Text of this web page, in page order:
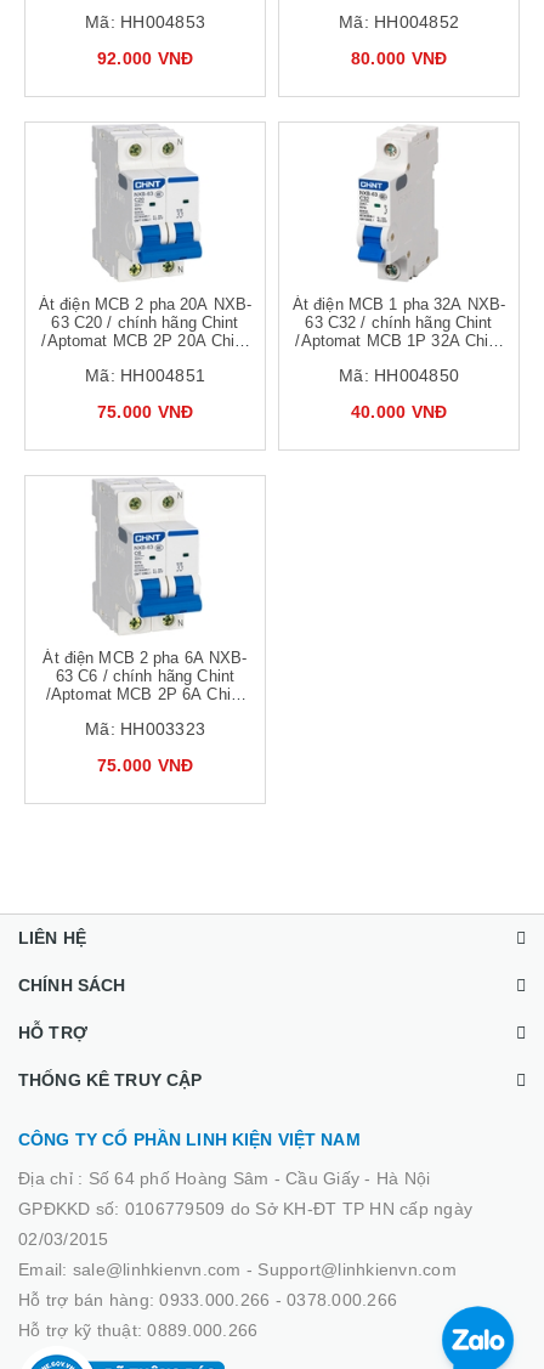
Mã: HH004853
92.000 VNĐ
Mã: HH004852
80.000 VNĐ
Át điện MCB 2 pha 20A NXB-
63 C20 / chính hãng Chint
/Aptomat MCB 2P 20A Chint
Mã: HH004851
75.000 VNĐ
Át điện MCB 1 pha 32A NXB-
63 C32 / chính hãng Chint
/Aptomat MCB 1P 32A Chint
Mã: HH004850
40.000 VNĐ
Át điện MCB 2 pha 6A NXB-
63 C6 / chính hãng Chint
/Aptomat MCB 2P 6A Chint
Mã: HH003323
75.000 VNĐ
LIÊN HỆ
CHÍNH SÁCH
HỖ TRỢ
THỐNG KÊ TRUY CẬP
CÔNG TY CỔ PHẦN LINH KIỆN VIỆT NAM
Địa chỉ : Số 64 phố Hoàng Sâm - Cầu Giấy - Hà Nội
GPĐKKD số: 0106779509 do Sở KH-ĐT TP HN cấp ngày
02/03/2015
Email: sale@linhkienvn.com - Support@linhkienvn.com
Hỗ trợ bán hàng: 0933.000.266 - 0378.000.266
Hỗ trợ kỹ thuật: 0889.000.266